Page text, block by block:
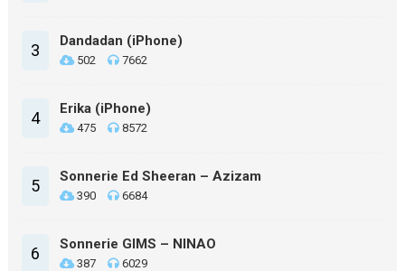
3 Dandadan (iPhone)
502 7662
4 Erika (iPhone)
475 8572
5 Sonnerie Ed Sheeran – Azizam
390 6684
6 Sonnerie GIMS – NINAO
387 6029